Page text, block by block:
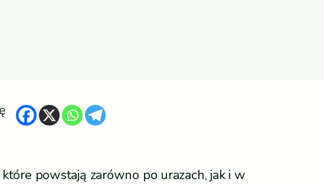
powstają zarówno po urazach, jak i w